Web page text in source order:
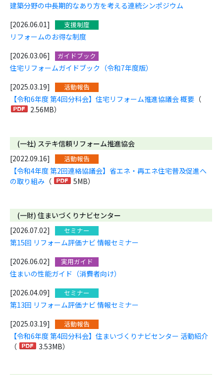
建築分野の中長期的なあり方を考える連続シンポジウム
[2026.06.01]
支援制度
リフォームのお得な制度
[2026.03.06]
ガイドブック
住宅リフォームガイドブック（令和7年度版）
[2025.03.19]
活動報告
【令和6年度 第4回分科会】住宅リフォーム推進協議会 概要 （
2.56MB）
(一社) ステキ信頼リフォーム推進協会
[2022.09.16]
活動報告
【令和4年度 第2回連絡協議会】省エネ・再エネ住宅普及促進へ
の取り組み （ 5MB）
(一財) 住まいづくりナビセンター
[2026.07.02]
セミナー
第15回 リフォーム評価ナビ 情報セミナー
[2026.06.02]
実用ガイド
住まいの性能ガイド（消費者向け）
[2026.04.09]
セミナー
第13回 リフォーム評価ナビ 情報セミナー
[2025.03.19]
活動報告
【令和6年度 第4回分科会】住まいづくりナビセンター 活動紹介
（
3.53MB）